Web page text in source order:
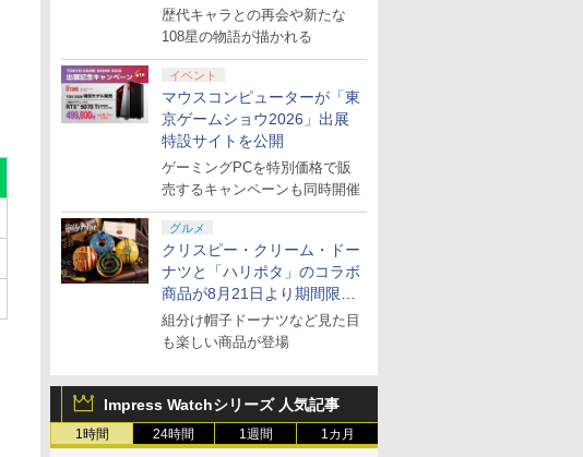
シリーズ完全新作！
歴代キャラとの再会や新たな
108星の物語が描かれる
イベント
マウスコンピューターが「東
京ゲームショウ2026」出展
特設サイトを公開
ゲーミングPCを特別価格で販
売するキャンペーンも同時開催
グルメ
クリスピー・クリーム・ドー
ナツと「ハリポタ」のコラボ
商品が8月21日より期間限定
で発売
組分け帽子ドーナツなど見た目
も楽しい商品が登場
Impress Watchシリーズ 人気記事
1時間 24時間 1週間 1カ月